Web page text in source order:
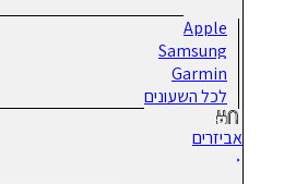
Apple
Samsung
Garmin
לכל השעונים
אביזרים